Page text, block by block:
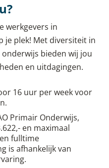
werkgevers in
je plek! Met diversiteit in
bieden wij jou
en uitdagingen.
16 uur per week voor
Primair Onderwijs,
en maximaal
fulltime
is afhankelijk van